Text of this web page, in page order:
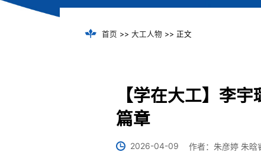
首页 >> 大工人物 >> 正文
【学在大工】李
篇章
2026-04-09 作者：朱彦婷 朱晗